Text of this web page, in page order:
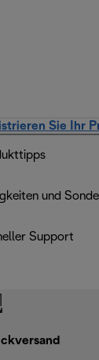
Sie Ihr
und
Support